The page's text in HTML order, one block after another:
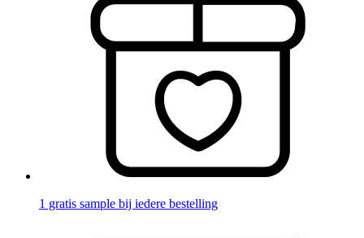
1 gratis sample bij iedere bestelling